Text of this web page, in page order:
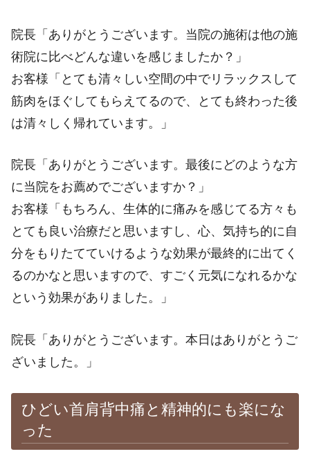
院長「ありがとうございます。当院の施術は他の施
術院に比べどんな違いを感じましたか？」
お客様「とても清々しい空間の中でリラックスして
筋肉をほぐしてもらえてるので、とても終わった後
は清々しく帰れています。」
院長「ありがとうございます。最後にどのような方
に当院をお薦めでございますか？」
お客様「もちろん、生体的に痛みを感じてる方々も
とても良い治療だと思いますし、心、気持ち的に自
分をもりたてていけるような効果が最終的に出てく
るのかなと思いますので、すごく元気になれるかな
という効果がありました。」
院長「ありがとうございます。本日はありがとうご
ざいました。」
ひどい首肩背中痛と精神的にも楽にな
った